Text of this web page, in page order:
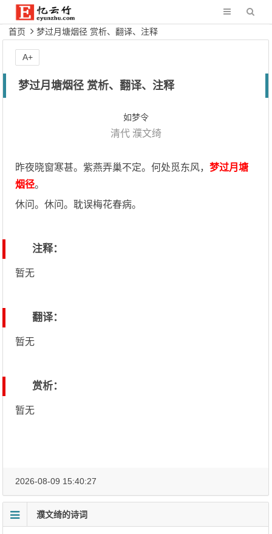
首页 梦过月塘烟径 赏析、翻译、注释
梦过月塘烟径 赏析、翻译、注释
如梦令
清代 濮文绮
昨夜晓窗寒甚。紫燕弄巢不定。何处觅东风，梦过月塘
烟径。
休问。休问。耽误梅花春病。
注释：
暂无
翻译：
暂无
赏析：
暂无
A+
2026-08-09 15:40:27
濮文绮的诗词